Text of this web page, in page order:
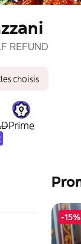
REFUND
choisis
Prime
-15%